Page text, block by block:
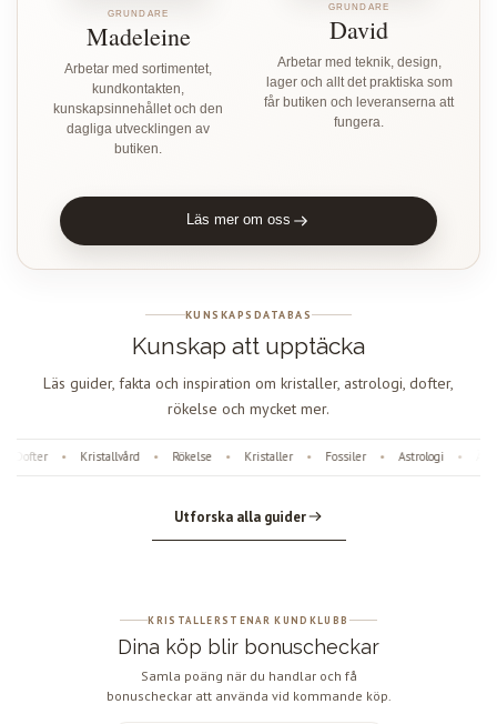
GRUNDARE
Madeleine
Arbetar med sortimentet,
kundkontakten,
kunskapsinnehållet och den
dagliga utvecklingen av
butiken.
GRUNDARE
David
Arbetar med teknik, design,
lager och allt det praktiska som
får butiken och leveranserna att
fungera.
Läs mer om oss
KUNSKAPSDATABAS
Kunskap att upptäcka
Läs guider, fakta och inspiration om kristaller, astrologi, dofter,
rökelse och mycket mer.
Dofter Kristallvård Rökelse Kristaller Fossiler Astrologi
Utforska alla guider
KRISTALLERSTENAR KUNDKLUBB
Dina köp blir bonuscheckar
Samla poäng när du handlar och få
bonuscheckar att använda vid kommande köp.